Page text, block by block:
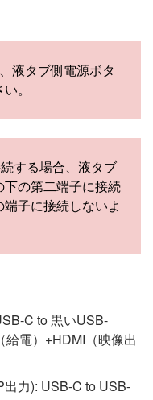
液タブ側電源ボタ
。
する場合、 液タブ
の第二端子に接続
子に接続しないよ
C to 黒いUSB-
電）+HDMI（映像出
力): USB-C to USB-